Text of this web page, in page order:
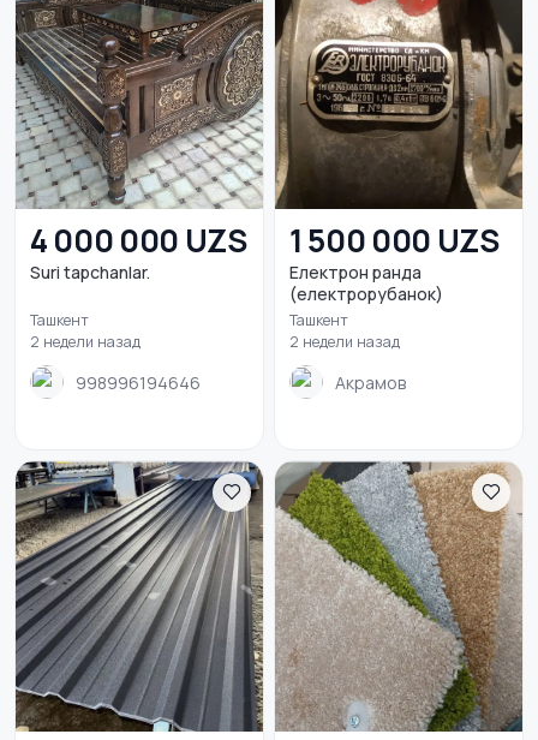
4 000 000 UZS
Suri tapchanlar.
Ташкент
2 недели назад
998996194646
1 500 000 UZS
Електрон ранда
(електрорубанок)
Ташкент
2 недели назад
Акрамов